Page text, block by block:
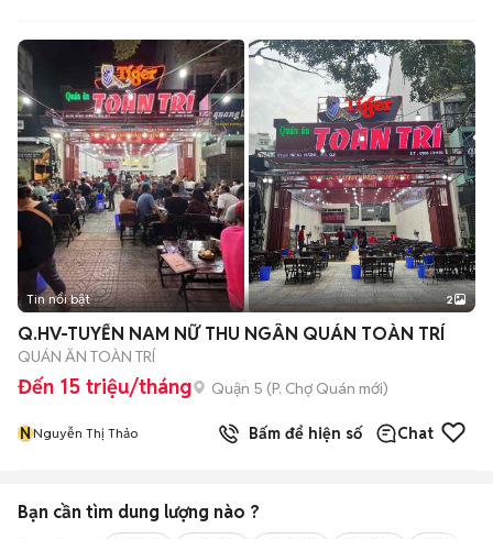
Tin nổi bật 2
Q.HV-TUYỂN NAM NỮ THU NGÂN QUÁN TOÀN TRÍ
QUÁN ĂN TOÀN TRÍ
Đến 15 triệu/tháng Quận 5 (P. Chợ Quán mới)
NNguyễn Thị Thảo Bấm để hiện số Chat
Bạn cần tìm dung lượng nào ?